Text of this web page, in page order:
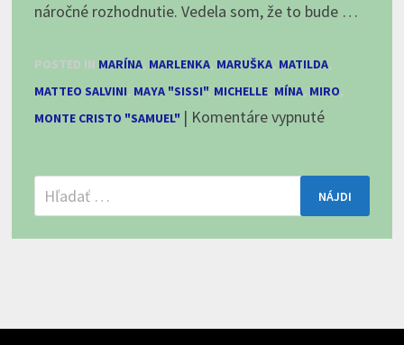
náročné rozhodnutie. Vedela som, že to bude …
POSTED IN MARÍNA, MARLENKA, MARUŠKA, MATILDA,
MATTEO SALVINI, MAYA "SISSI", MICHELLE, MÍNA, MIRO,
MONTE CRISTO "SAMUEL" | Komentáre vypnuténa
Ak-
„M“
Hľadať: